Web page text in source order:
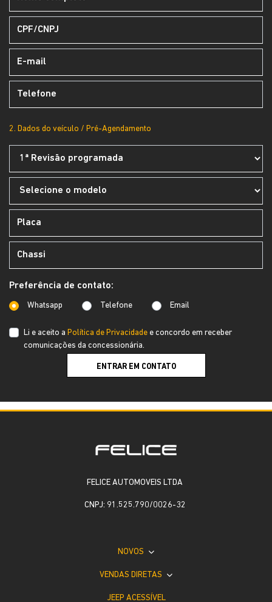
2. Dados do veículo / Pré-Agendamento
Preferência de contato:
Whatsapp Telefone Email
Li e aceito a Política de Privacidade e concordo em receber
comunicações da concessionária.
ENTRAR EM CONTATO
FELICE AUTOMOVEIS LTDA
CNPJ: 91.525.790/0026-32
NOVOS
VENDAS DIRETAS
JEEP ACESSÍVEL